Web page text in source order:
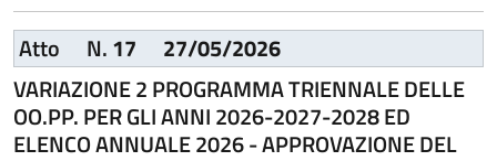
Atto N.17
27/05/2026
VARIAZIONE 2 PROGRAMMA TRIENNALE DELLE
OO.PP. PER GLI ANNI 2026-2027-2028 ED
ELENCO ANNUALE 2026 - APPROVAZIONE DEL